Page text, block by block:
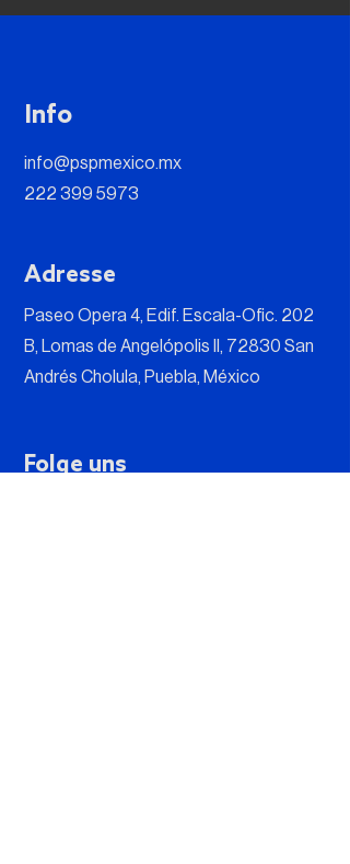
Info
info@pspmexico.mx
222 399 5973
Adresse
Paseo Opera 4, Edif. Escala-Ofic. 202
B, Lomas de Angelópolis II, 72830 San
Andrés Cholula, Puebla, México
Folge uns